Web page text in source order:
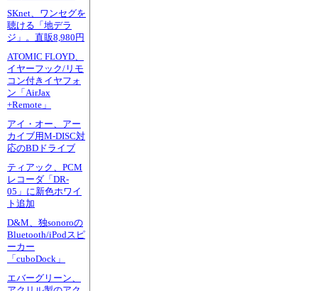
SKnet、ワンセグを
聴ける「地デラ
ジ」。直販8,980円
ATOMIC FLOYD、
イヤーフック/リモ
コン付きイヤフォ
ン「AirJax
+Remote」
アイ・オー、アー
カイブ用M-DISC対
応のBDドライブ
ティアック、PCM
レコーダ「DR-
05」に新色ホワイ
ト追加
D&M、独sonoroの
Bluetooth/iPodスピ
ーカー
「cuboDock」
エバーグリーン、